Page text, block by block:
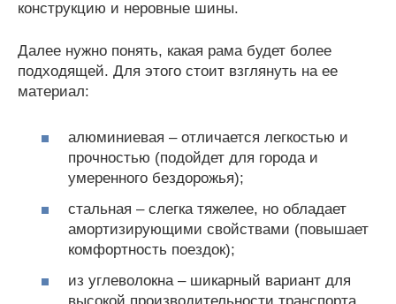
конструкцию и неровные шины.
Далее нужно понять, какая рама будет более
подходящей. Для этого стоит взглянуть на ее
материал:
алюминиевая – отличается легкостью и
прочностью (подойдет для города и
умеренного бездорожья);
стальная – слегка тяжелее, но обладает
амортизирующими свойствами (повышает
комфортность поездок);
из углеволокна – шикарный вариант для